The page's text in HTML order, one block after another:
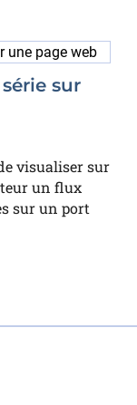
sur
visualiser sur
un flux
sur un port